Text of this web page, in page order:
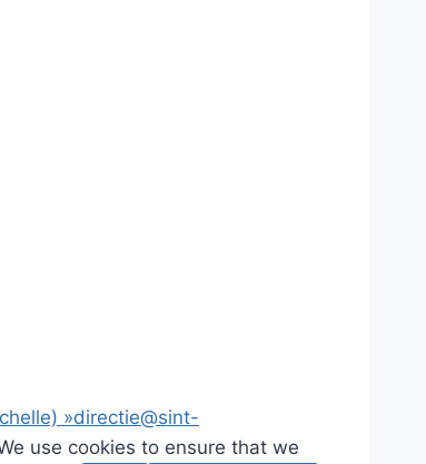
»directie@sint-
use cookies to ensure that we